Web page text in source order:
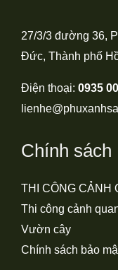
27/3/3 đường 36,
Đức, Thành phố
Điện thoại: 0935
Chính sách
THI CÔNG CẢNH
Thi công cảnh
Vườn cây
Chính sách bảo